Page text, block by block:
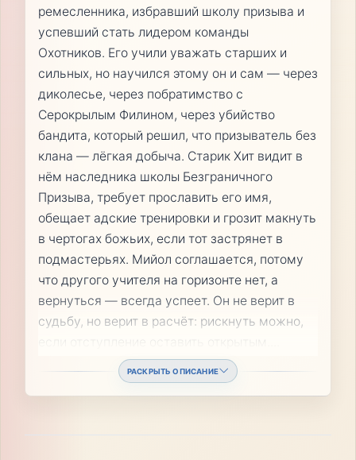
ремесленника, избравший школу призыва и
успевший стать лидером команды
Охотников. Его учили уважать старших и
сильных, но научился этому он и сам — через
диколесье, через побратимство с
Серокрылым Филином, через убийство
бандита, который решил, что призыватель без
клана — лёгкая добыча. Старик Хит видит в
нём наследника школы Безграничного
Призыва, требует прославить его имя,
обещает адские тренировки и грозит макнуть
в чертогах божьих, если тот застрянет в
подмастерьях. Мийол соглашается, потому
что другого учителя на горизонте нет, а
вернуться — всегда успеет. Он не верит в
судьбу, но верит в расчёт: рискнуть можно,
РАСКРЫТЬ ОПИСАНИЕ